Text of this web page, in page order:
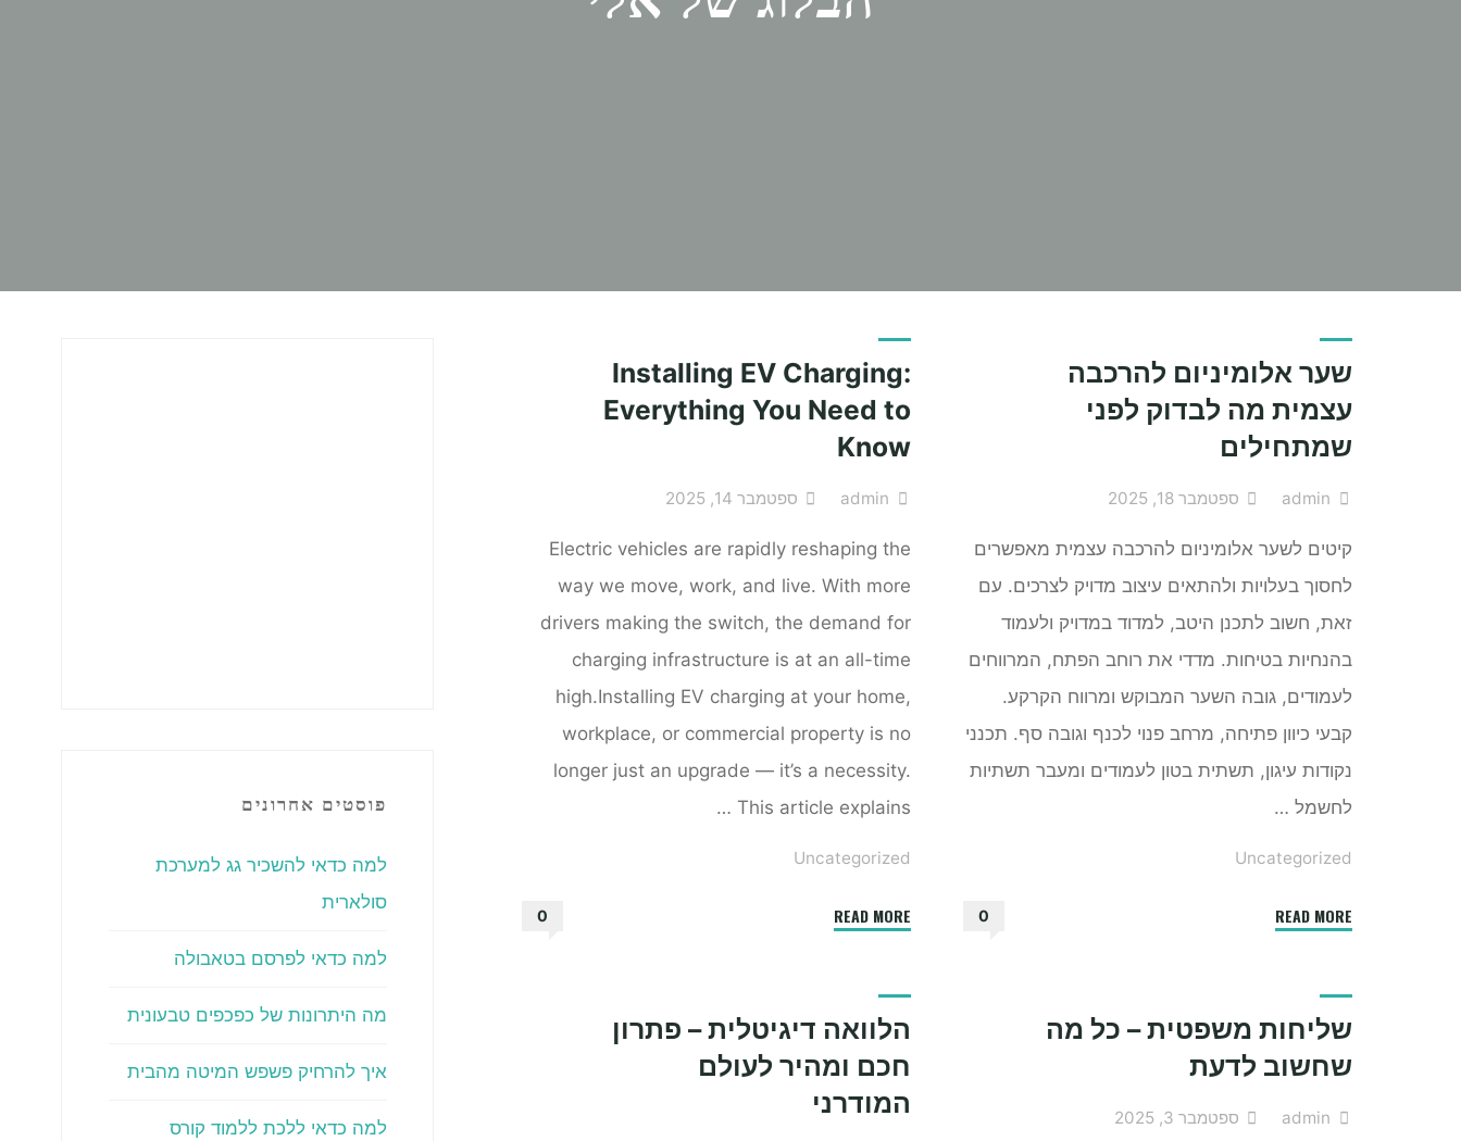
שער אלומיניום להרכבה
עצמית מה לבדוק לפני
שמתחילים
admin ספטמבר 18, 2025
קיטים לשער אלומיניום להרכבה עצמית מאפשרים
לחסוך בעלויות ולהתאים עיצוב מדויק לצרכים. עם
זאת, חשוב לתכנן היטב, למדוד במדויק ולעמוד
בהנחיות בטיחות. מדדי את רוחב הפתח, המרווחים
לעמודים, גובה השער המבוקש ומרווח הקרקע.
קבעי כיוון פתיחה, מרחב פנוי לכנף וגובה סף. תכנני
נקודות עיגון, תשתית בטון לעמודים ומעבר תשתיות
לחשמל …
Uncategorized
READ MORE"שער
מה
לבדוק
שמתחילים"
0
Installing EV Charging:
Everything You Need to
Know
admin ספטמבר 14, 2025
Electric vehicles are rapidly reshaping the
way we move, work, and live. With more
drivers making the switch, the demand for
charging infrastructure is at an all-time
high.Installing EV charging at your home,
workplace, or commercial property is no
longer just an upgrade — it’s a necessity.
This article explains …
Uncategorized
READ MORE
You
Need
to
0
שליחות משפטית – כל מה
שחשוב לדעת
admin ספטמבר 3, 2025
הלוואה דיגיטלית – פתרון
חכם ומהיר לעולם
המודרני
פוסטים אחרונים
למה כדאי להשכיר גג למערכת
סולארית
למה כדאי לפרסם בטאבולה
מה היתרונות של כפכפים טבעונית
איך להרחיק פשפש המיטה מהבית
למה כדאי ללכת ללמוד קורס